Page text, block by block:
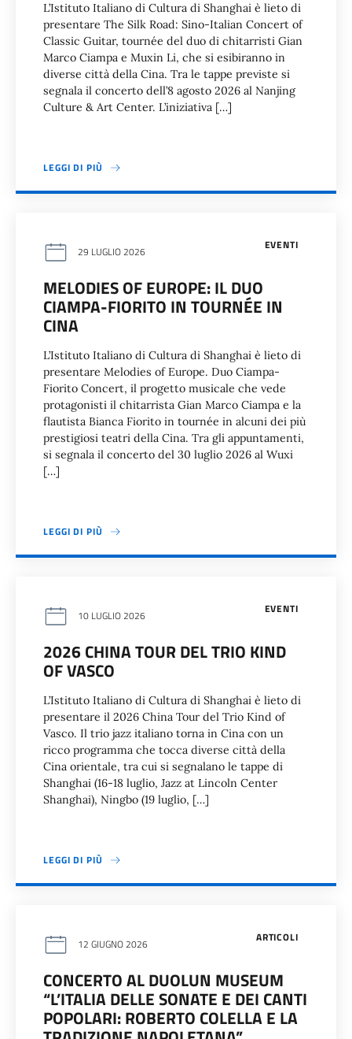
L’Istituto Italiano di Cultura di Shanghai è lieto di
presentare The Silk Road: Sino-Italian Concert of
Classic Guitar, tournée del duo di chitarristi Gian
Marco Ciampa e Muxin Li, che si esibiranno in
diverse città della Cina. Tra le tappe previste si
segnala il concerto dell’8 agosto 2026 al Nanjing
Culture & Art Center. L’iniziativa […]
LEGGI DI PIÙ
EVENTI
29 LUGLIO 2026
MELODIES OF EUROPE: IL DUO
CIAMPA-FIORITO IN TOURNÉE IN
CINA
L’Istituto Italiano di Cultura di Shanghai è lieto di
presentare Melodies of Europe. Duo Ciampa-
Fiorito Concert, il progetto musicale che vede
protagonisti il chitarrista Gian Marco Ciampa e la
flautista Bianca Fiorito in tournée in alcuni dei più
prestigiosi teatri della Cina. Tra gli appuntamenti,
si segnala il concerto del 30 luglio 2026 al Wuxi
[…]
LEGGI DI PIÙ
EVENTI
10 LUGLIO 2026
2026 CHINA TOUR DEL TRIO KIND
OF VASCO
L’Istituto Italiano di Cultura di Shanghai è lieto di
presentare il 2026 China Tour del Trio Kind of
Vasco. Il trio jazz italiano torna in Cina con un
ricco programma che tocca diverse città della
Cina orientale, tra cui si segnalano le tappe di
Shanghai (16-18 luglio, Jazz at Lincoln Center
Shanghai), Ningbo (19 luglio, […]
LEGGI DI PIÙ
ARTICOLI
12 GIUGNO 2026
CONCERTO AL DUOLUN MUSEUM
“L’ITALIA DELLE SONATE E DEI CANTI
POPOLARI: ROBERTO COLELLA E LA